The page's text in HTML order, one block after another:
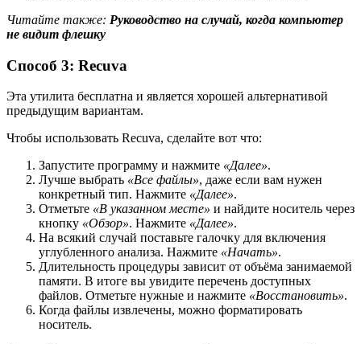
Читайте также: Руководство на случай, когда компьютер
не видит флешку
Способ 3: Recuva
Эта утилита бесплатна и является хорошей альтернативой
предыдущим вариантам.
Чтобы использовать Recuva, сделайте вот что:
Запустите программу и нажмите «Далее».
Лучше выбрать «Все файлы», даже если вам нужен
конкретный тип. Нажмите «Далее».
Отметьте «В указанном месте» и найдите носитель через
кнопку «Обзор». Нажмите «Далее».
На всякий случай поставьте галочку для включения
углубленного анализа. Нажмите «Начать».
Длительность процедуры зависит от объёма занимаемой
памяти. В итоге вы увидите перечень доступных
файлов. Отметьте нужные и нажмите «Восстановить».
Когда файлы извлечены, можно форматировать
носитель.